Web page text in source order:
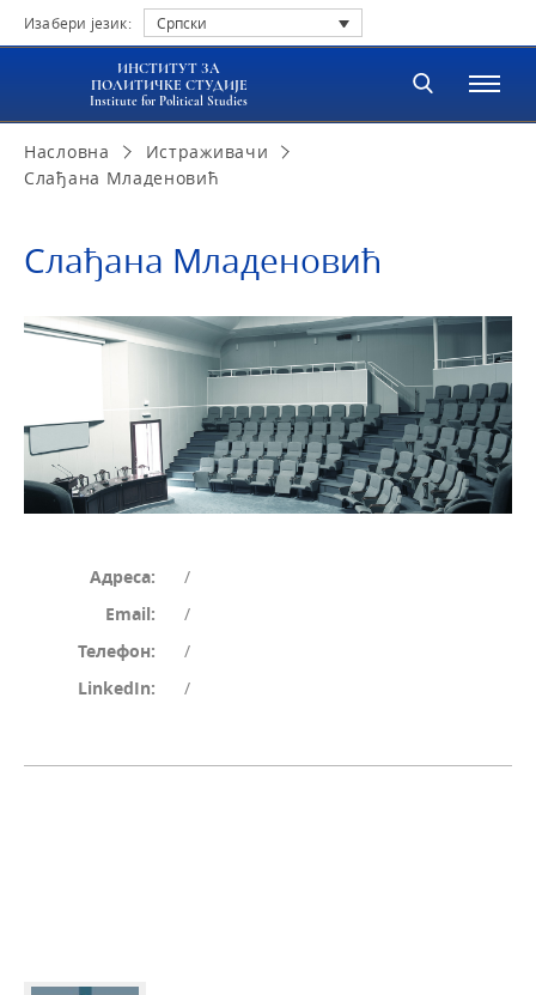
Изабери језик: Српски
ИНСТИТУТ ЗА
ПОЛИТИЧКЕ СТУДИЈЕ
Institute for Political Studies
Насловна
Истраживачи
Слађана Младеновић
Слађана Младеновић
Адреса:
/
Email:
/
Телефон:
/
LinkedIn:
/